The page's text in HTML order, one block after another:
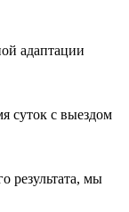
адаптации
суток с выездом
результата, мы